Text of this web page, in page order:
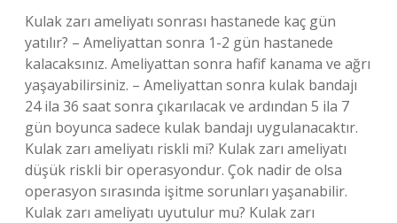
Kulak zarı ameliyatı sonrası hastanede kaç gün
yatılır? – Ameliyattan sonra 1-2 gün hastanede
kalacaksınız. Ameliyattan sonra hafif kanama ve ağrı
yaşayabilirsiniz. – Ameliyattan sonra kulak bandajı
24 ila 36 saat sonra çıkarılacak ve ardından 5 ila 7
gün boyunca sadece kulak bandajı uygulanacaktır.
Kulak zarı ameliyatı riskli mi? Kulak zarı ameliyatı
düşük riskli bir operasyondur. Çok nadir de olsa
operasyon sırasında işitme sorunları yaşanabilir.
Kulak zarı ameliyatı uyutulur mu? Kulak zarı